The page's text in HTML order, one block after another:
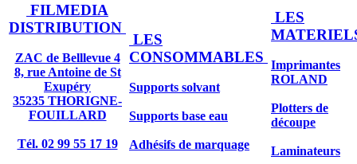
FILMEDIA
DISTRIBUTION
ZAC de Belllevue 4
8, rue Antoine de St
Exupéry
35235 THORIGNE-
FOUILLARD
Tél. 02 99 55 17 19
LES
CONSOMMABLES
Supports solvant
Supports base eau
Adhésifs de marquage
LES
Imprimantes
ROLAND
Plotters de
découpe
Laminateurs